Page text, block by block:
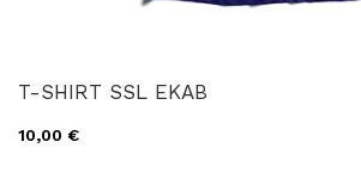
T-SHIRT SSL EKAB
10,00 €